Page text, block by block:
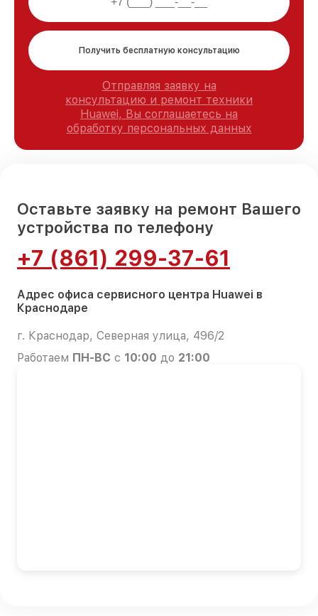
Получить бесплатную консультацию
Отправляя заявку на
консультацию и ремонт техники
Huawei, Вы соглашаетесь на
обработку персональных данных
Оставьте заявку на ремонт Вашего
устройства по телефону
+7 (861) 299-37-61
Адрес офиса сервисного центра Huawei в
Краснодаре
г. Краснодар, Северная улица, 496/2
Работаем ПН-ВС с 10:00 до 21:00